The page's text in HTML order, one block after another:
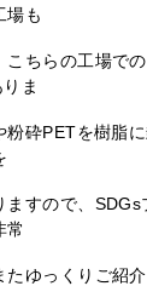
場も
こちらの工場で
ま
砕PETを樹脂
すので、SDGs
常
ゆっくりご紹